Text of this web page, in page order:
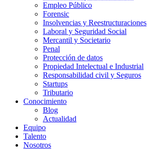
Empleo Público
Forensic
Insolvencias y Reestructuraciones
Laboral y Seguridad Social
Mercantil y Societario
Penal
Protección de datos
Propiedad Intelectual e Industrial
Responsabilidad civil y Seguros
Startups
Tributario
Conocimiento
Blog
Actualidad
Equipo
Talento
Nosotros